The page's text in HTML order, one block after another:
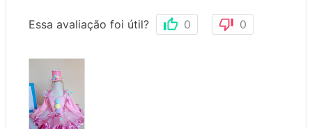
Essa avaliação foi útil? 0 0